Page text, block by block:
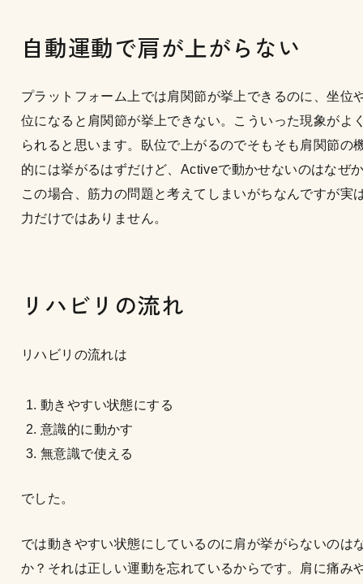
自動運動で肩が上がらない
プラットフォーム上では肩関節が挙上できるのに、坐位
位になると肩関節が挙上できない。こういった現象がよ
られると思います。臥位で上がるのでそもそも肩関節の
的には挙がるはずだけど、Activeで動かせないのはなぜ
この場合、筋力の問題と考えてしまいがちなんですが実
力だけではありません。
リハビリの流れ
リハビリの流れは
動きやすい状態にする
意識的に動かす
無意識で使える
でした。
では動きやすい状態にしているのに肩が挙がらないのは
か？それは正しい運動を忘れているからです。肩に痛み